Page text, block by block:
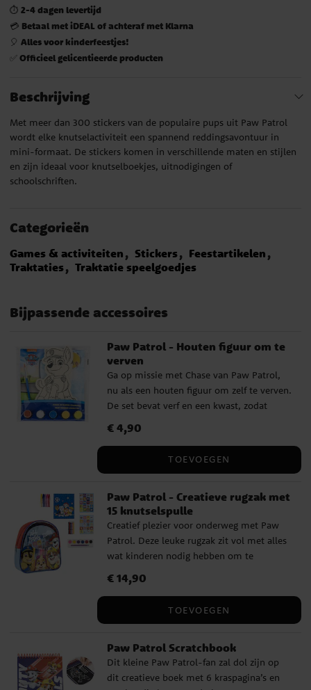
⏱️ 2-4 dagen levertijd
💳 Betaal met iDEAL of achteraf met Klarna
🎈 Alles voor kinderfeestjes!
✅ Officieel gelicentieerde producten
Beschrijving
Met meer dan 300 stickers van de populaire pups uit Paw Patrol
wordt elke knutselactiviteit een spannend reddingsavontuur in
mini-formaat. De stickers komen in verschillende maten en stijlen
en zijn ideaal voor knutselboekjes, uitnodigingen of
schoolschriften.
Categorieën
Games & activiteiten Stickers
Feestartikelen
Traktaties
Traktatie speelgoedjes
Bijpassende accessoires
Paw Patrol - Houten figuur om te
verven
Ga op missie met Chase van Paw Patrol,
nu als een houten figuur om zelf te verven.
De set bevat verf en een kwast, zodat
aan de knutseltafel thuis. Een perfecte
politiehond, of het nu voor een feestje is
Prijs :€ 4,90
€ 4,90
TOEVOEGEN
Paw Patrol - Creatieve rugzak met
15 knutselspulle
Creatief plezier voor onderweg met Paw
Patrol. Deze leuke rugzak zit vol met alles
wat kinderen nodig hebben om te
waterverf tot stickers en blokken. Perfect
momenten thuis. ✔ Bevat maar liefst 15
waterverf, stickers en meer ✔ Geleverd in
een schattige en praktische rugzak ✔ Met
afbeeldingen van Paw Patrol ✔
Prijs: € 14,90
€ 14,90
TOEVOEGEN
Paw Patrol Scratchbook
Dit kleine Paw Patrol-fan zal dol zijn op
dit creatieve boek met 6 kraspagina’s en